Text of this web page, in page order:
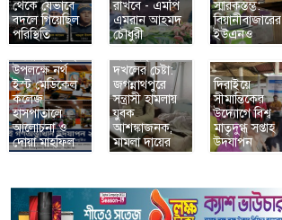
থেকে যেভাবে
বদলে গিয়েছিল
পরিস্থিতি
রাখবে - এমপি
এমরান আহমদ
চৌধুরী
স্মারকস্তম্ভ:
বিয়ানীবাজারের
ইউএনও
জুলাই
গণঅভ্যুত্থান
উপলক্ষে নর্থ
ইস্ট মেডিকেল
কলেজ
হাসপাতালে
আলোচনা ও
দোয়া মাহফিল
প্রবাসীর মৃত্যুর
দখলের চেষ্টা:
জগন্নাথপুরে
সন্ত্রাসী হামলায়
যুবক
আশঙ্কাজনক,
মামলা দায়ের
দিরাইয়ে
সীমান্তিকের
উদ্যোগে বিশ্ব
মাতৃদুগ্ধ সপ্তাহ
উদযাপন